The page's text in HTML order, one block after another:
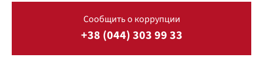
Сообщить о коррупции
+38 (044) 303 99 33